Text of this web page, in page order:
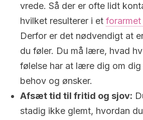
vrede. Så der er ofte lidt
hvilket resulterer i et
Derfor er det nødvendigt at
du føler. Du må lære, hvad
følelse har at lære dig om dig
behov og ønsker.
Afsæt tid til fritid og sjov:
stadig ikke glemt, hvordan